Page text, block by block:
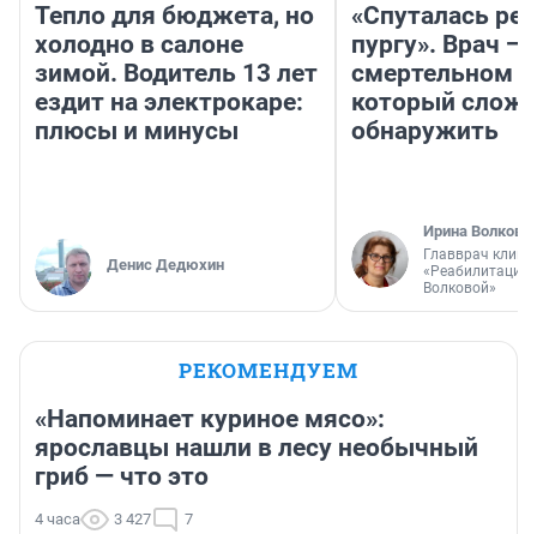
Тепло для бюджета, но
холодно в салоне
зимой. Водитель 13 лет
ездит на электрокаре:
плюсы и минусы
Денис Дедюхин
«Спуталась
пургу». Врач —
смертельном
который
обнаружить
Ирина Волкова
Главврач
«Реабилитация
Волковой»
РЕКОМЕНДУЕМ
«Напоминает куриное мясо»:
ярославцы нашли в лесу необычный
гриб — что это
4 часа 3 427 7